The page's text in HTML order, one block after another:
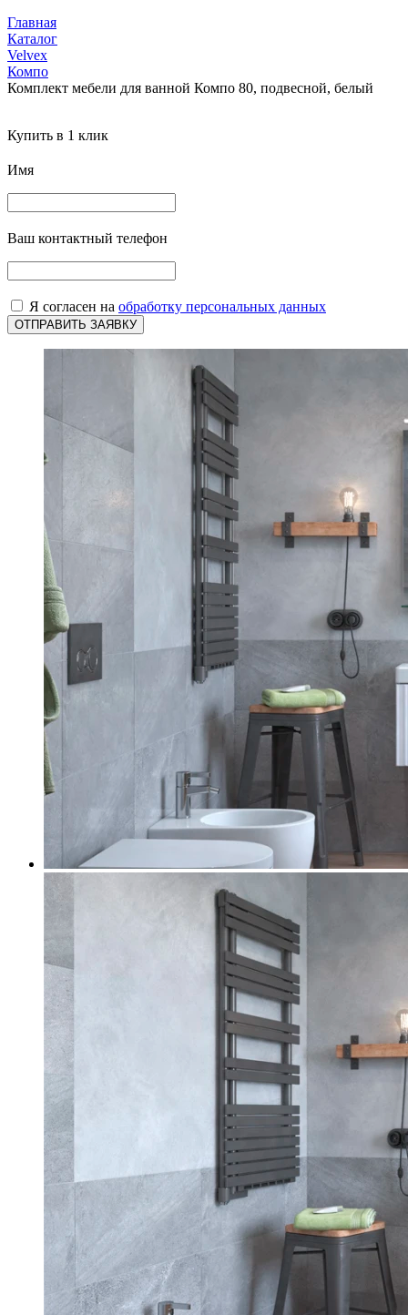
Главная
Каталог
Velvex
Компо
Комплект мебели для ванной Компо 80, подвесной, белый
Купить в 1 клик
Имя
Ваш контактный телефон
Я согласен на обработку персональных данных